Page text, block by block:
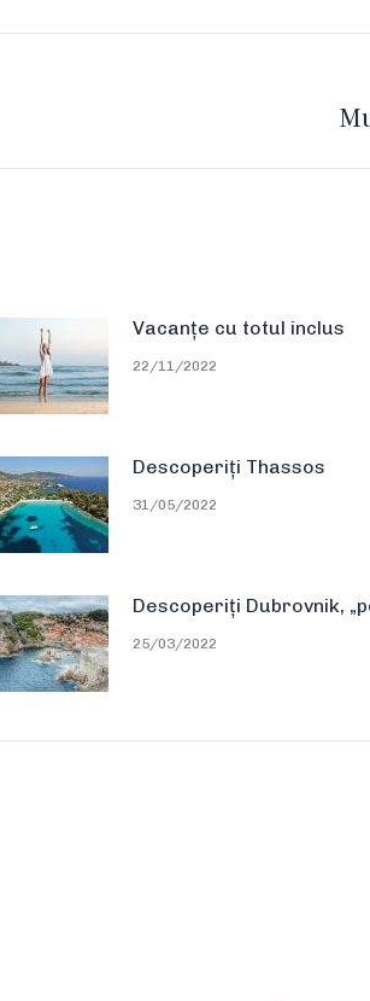
Vacanțe cu totul inclus
22/11/2022
Descoperiți Thassos
31/05/2022
Descoperiți Dubrovnik,
25/03/2022